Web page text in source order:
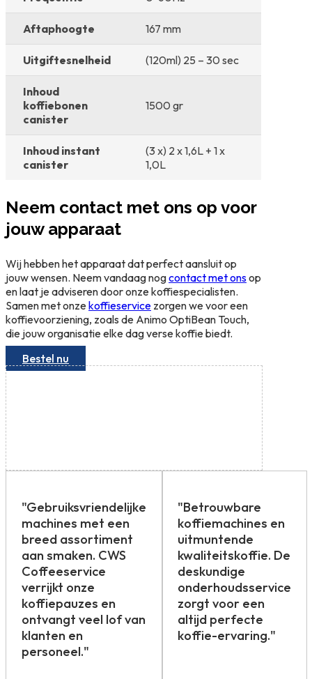
Aftaphoogte 167 mm
Uitgiftesnelheid (120ml) 25 – 30 sec
Inhoud
koffiebonen
canister
1500 gr
Inhoud instant
canister
(3 x) 2 x 1,6L + 1 x
1,0L
Neem contact met ons op voor
jouw apparaat
Wij hebben het apparaat dat perfect aansluit op
jouw wensen. Neem vandaag nogcontact met onsop
en laat je adviseren door onze koffiespecialisten.
Samen met onzekoffieservice zorgen we voor een
koffievoorziening, zoals de Animo OptiBean Touch,
die jouw organisatie elke dag verse koffie biedt.
Bestel nu
"Gebruiksvriendelijke
machines met een
breed assortiment
aan smaken. CWS
Coffeeservice
verrijkt onze
koffiepauzes en
ontvangt veel lof van
klanten en
personeel."
"Betrouwbare
koffiemachines en
uitmuntende
kwaliteitskoffie. De
deskundige
onderhoudsservice
zorgt voor een
altijd perfecte
koffie-ervaring."